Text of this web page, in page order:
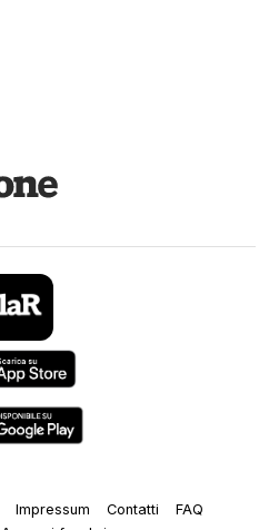
Impressum Contatti
FAQ